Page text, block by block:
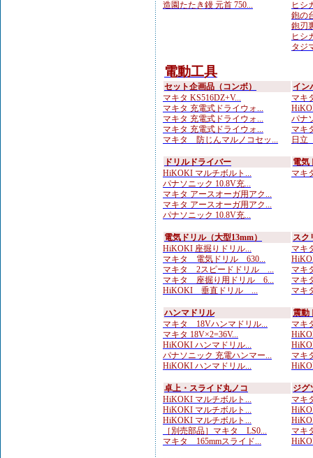
造園たたき鏝 元首 750...
ヒシ
鉋の
鉋刃
ヒシ
タジ
電動工具
セット企画品（コンボ）
マキタ KS516DZ+V...
マキタ 充電式ドライウォ...
マキタ 充電式ドライウォ...
マキタ 充電式ドライウォ...
マキタ 防じんマルノコセッ...
イン
マキ
パナ
マキ
日立
ドリルドライバー
HiKOKI マルチボルト...
パナソニック 10.8V充...
マキタ アースオーガ用アク...
マキタ アースオーガ用アク...
パナソニック 10.8V充...
電気
マキ
電気ドリル（大型13mm）
HiKOKI 座掘りドリル...
マキタ 電気ドリル 630...
マキタ 2スピードドリル ...
マキタ 座掘り用ドリル 6...
HiKOKI 垂直ドリル ...
スク
マキ
マキ
マキ
マキ
ハンマドリル
マキタ 18Vハンマドリル...
マキタ 18V×2=36V...
HiKOKI ハンマドリル...
パナソニック 充電ハンマー...
HiKOKI ハンマドリル...
震動
マキ
マキ
卓上・スライド丸ノコ
HiKOKI マルチボルト...
HiKOKI マルチボルト...
HiKOKI マルチボルト...
［別売部品］マキタ LS0...
マキタ 165mmスライド...
ジグ
マキ
マキ